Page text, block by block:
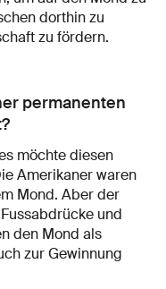
dorthin zu
zu fördern.
permanenten
möchte diesen
Amerikaner waren
Mond. Aber der
und
den Mond als
zur Gewinnung